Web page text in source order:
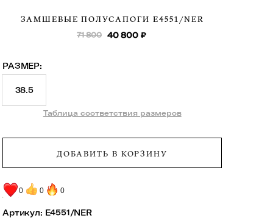
ЗАМШЕВЫЕ ПОЛУСАПОГИ E4551/NER
71 800 40 800₽
РАЗМЕР:
38.5
Таблица соответствия размеров
ДОБАВИТЬ В КОРЗИНУ
0 0 0
Артикул: E4551/NER